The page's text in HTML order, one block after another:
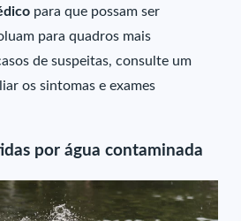
para que possam ser
para quadros mais
de suspeitas, consulte um
os sintomas e exames
por água contaminada